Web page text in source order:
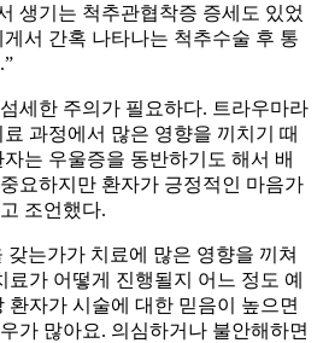
생기는 척추관협착증 증세도 있었
서 간혹 나타나는 척추수술 후 통
세한 주의가 필요하다. 트라우마라
과정에서 많은 영향을 끼치기 때
는 우울증을 동반하기도 해서 배
요하지만 환자가 긍정적인 마음가
조언했다.
는가가 치료에 많은 영향을 끼쳐
료가 어떻게 진행될지 어느 정도 예
환자가 시술에 대한 믿음이 높으면
가 많아요. 의심하거나 불안해하면